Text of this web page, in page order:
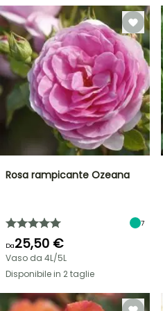
Rosa rampicante Ozeana
7
Da25,50 €
Vaso da 4L/5L
Disponibile in 2 taglie